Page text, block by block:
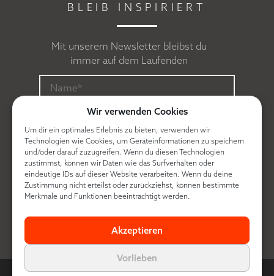
Wir verwenden Cookies
Um dir ein optimales Erlebnis zu bieten, verwenden wir
Technologien wie Cookies, um Geräteinformationen zu speichern
und/oder darauf zuzugreifen. Wenn du diesen Technologien
zustimmst, können wir Daten wie das Surfverhalten oder
eindeutige IDs auf dieser Website verarbeiten. Wenn du deine
Zustimmung nicht erteilst oder zurückziehst, können bestimmte
Merkmale und Funktionen beeinträchtigt werden.
Akzeptieren
Vorlieben
BLEIB INSPIRIERT
Mit unserem Newsletter bleibst du
immer auf dem Laufenden
Ich erkläre mich mit derDatenschutzerklärung
© Contra made by